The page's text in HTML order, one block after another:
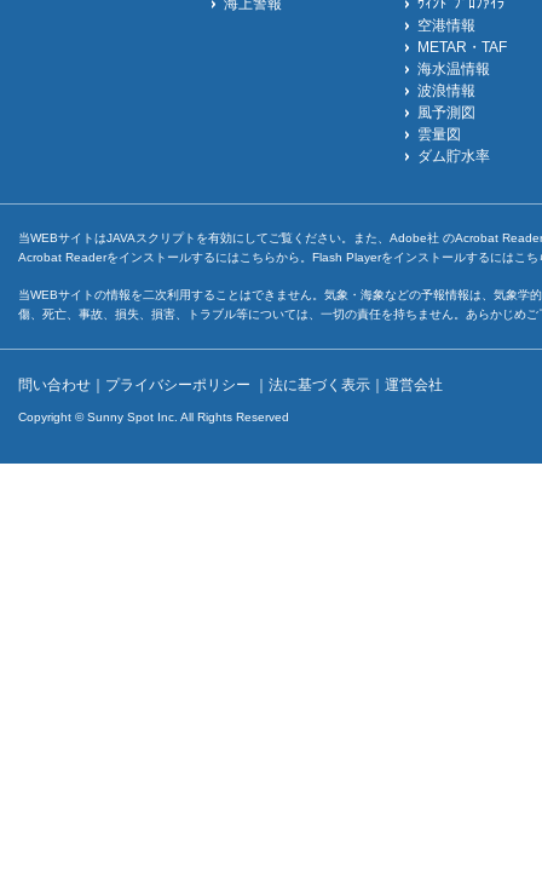
空港情報
METAR・TAF
海水温情報
波浪情報
風予測図
雲量図
ダム貯水率
当WEBサイトはJAVAスクリプトを有効にしてご覧ください。また、Adobe社 のAcrobat
Acrobat Readerをインストールするには こちらから。Flash Playerをインストールするには こち
当WEBサイトの情報を二次利用することはできません。気象・海象などの予報情報は、気象
傷、死亡、事故、損失、損害、トラブル等については、一切の責任を持ちません。あらかじめ
問い合わせ ｜ プライバシーポリシー ｜ 法に基づく表示 ｜ 運営会社
Copyright © Sunny Spot Inc. All Rights Reserved